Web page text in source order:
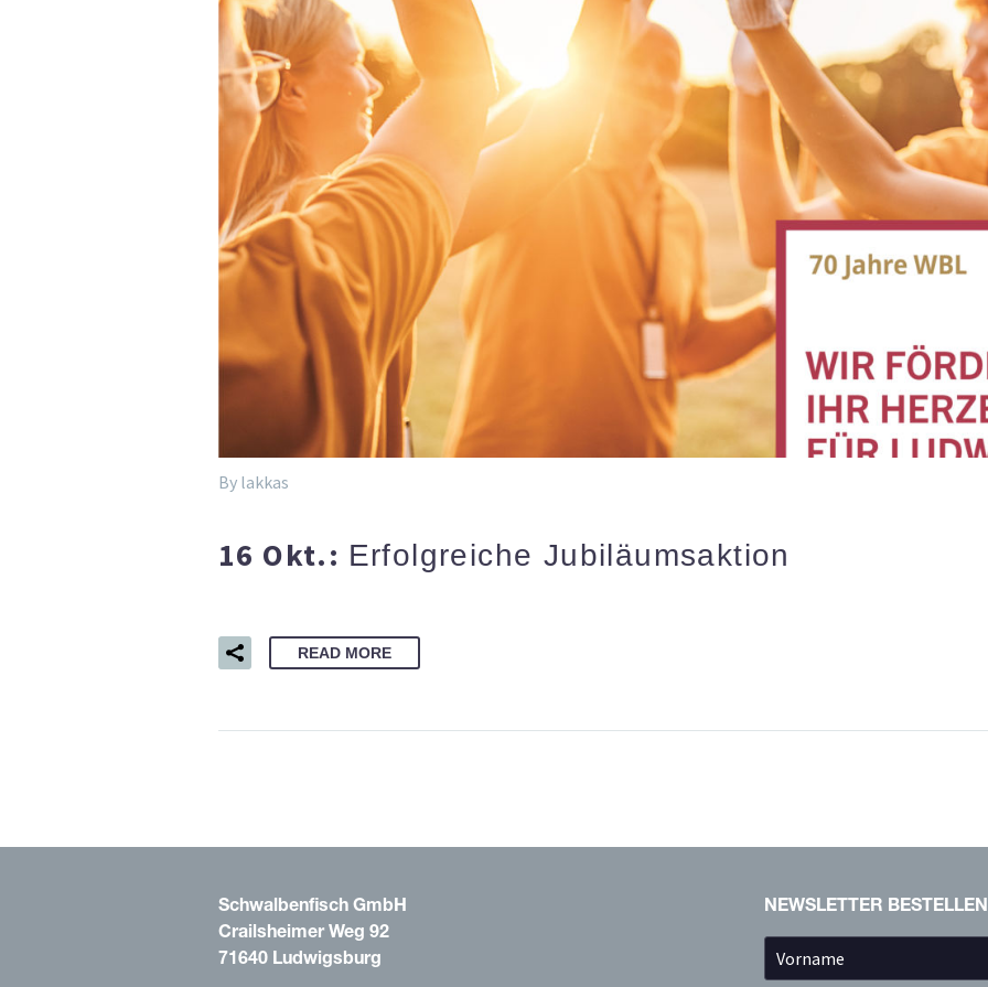
By lakkas
16 Okt.: Erfolgreiche Jubiläumsaktion
READ MORE
Schwalbenfisch GmbH
Crailsheimer Weg 92
71640 Ludwigsburg
NEWSLETTER BESTELLEN